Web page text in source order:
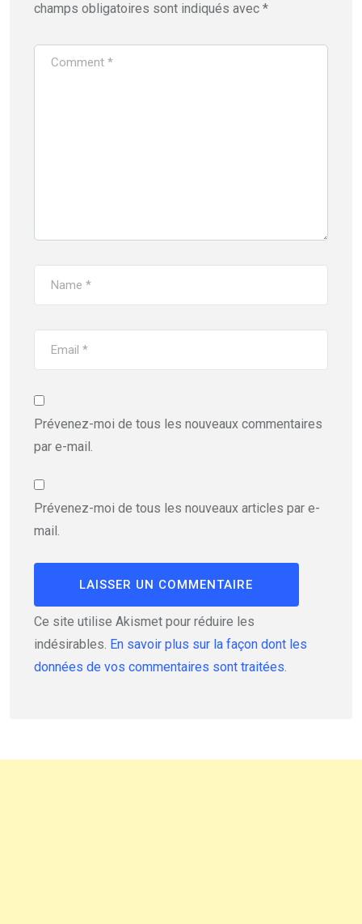
champs obligatoires sont indiqués avec *
Prévenez-moi de tous les nouveaux commentaires
par e-mail.
Prévenez-moi de tous les nouveaux articles par e-
mail.
Ce site utilise Akismet pour réduire les
indésirables. En savoir plus sur la façon dont les
données de vos commentaires sont traitées.